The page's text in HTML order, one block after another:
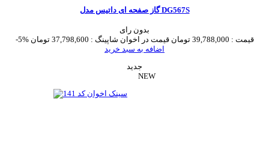
گاز صفحه ای داتیس مدل DG567S
بدون رای
-5%
قیمت : 39,788,000 تومان قیمت در اخوان شاپینگ : 37,798,600 تومان
اضافه به سبد خرید
جدید
NEW